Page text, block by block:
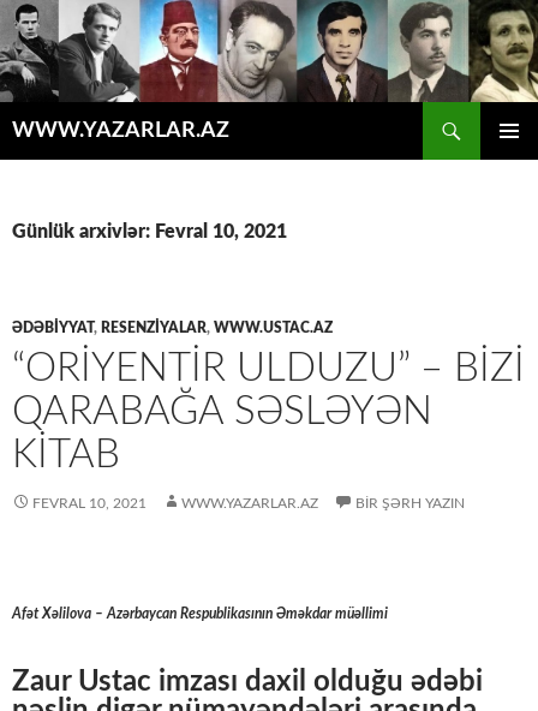
WWW.YAZARLAR.AZ
Günlük arxivlər: Fevral 10, 2021
ƏDƏBİYYAT , RESENZİYALAR, WWW.USTAC.AZ
“ORIYENTIR ULDUZU” – BIZI
QARABAĞA SƏSLƏYƏN
KITAB
FEVRAL 10, 2021 WWW.YAZARLAR.AZ BIR ŞƏRH YAZIN
Afət Xəlilova – Azərbaycan Respublikasının Əməkdar müəllimi
Zaur Ustac imzası daxil olduğu ədəbi